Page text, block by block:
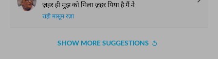
ज़हर ही मुझ को मिला ज़हर पिया है मैं ने
राही मासूम रज़ा
SHOW MORE SUGGESTIONS